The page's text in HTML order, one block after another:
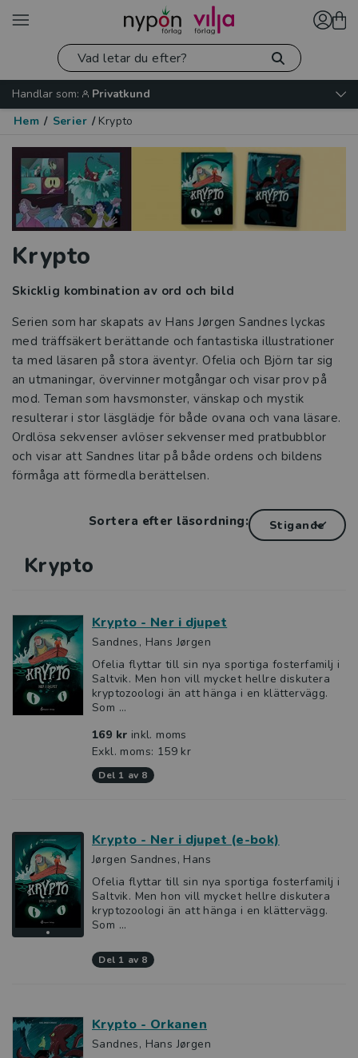
Handlar som:
Privatkund
Hem / Serier / Krypto
Krypto
Skicklig kombination av ord och bild
Serien som har skapats av Hans Jørgen Sandnes lyckas
med träffsäkert berättande och fantastiska illustrationer
ta med läsaren på stora äventyr. Ofelia och Björn tar sig
an utmaningar, övervinner motgångar och visar prov på
mod. Teman som havsmonster, vänskap och mystik
resulterar i stor läsglädje för både ovana och vana läsare.
Ordlösa sekvenser avlöser sekvenser med pratbubblor
och visar att Sandnes litar på både ordens och bildens
förmåga att förmedla berättelsen.
Sortera efter läsordning:
Krypto
Krypto - Ner i djupet
Sandnes, Hans Jørgen
Ofelia flyttar till sin nya sportiga fosterfamilj i
Saltvik. Men hon vill mycket hellre diskutera
kryptozoologi än att hänga i en klättervägg.
Som ...
169 kr inkl. moms
Exkl. moms: 159 kr
del 1 av 8
Krypto - Ner i djupet (e-bok)
Jørgen Sandnes, Hans
Ofelia flyttar till sin nya sportiga fosterfamilj i
Saltvik. Men hon vill mycket hellre diskutera
kryptozoologi än att hänga i en klättervägg.
Som ...
del 1 av 8
Krypto - Orkanen
Sandnes, Hans Jørgen